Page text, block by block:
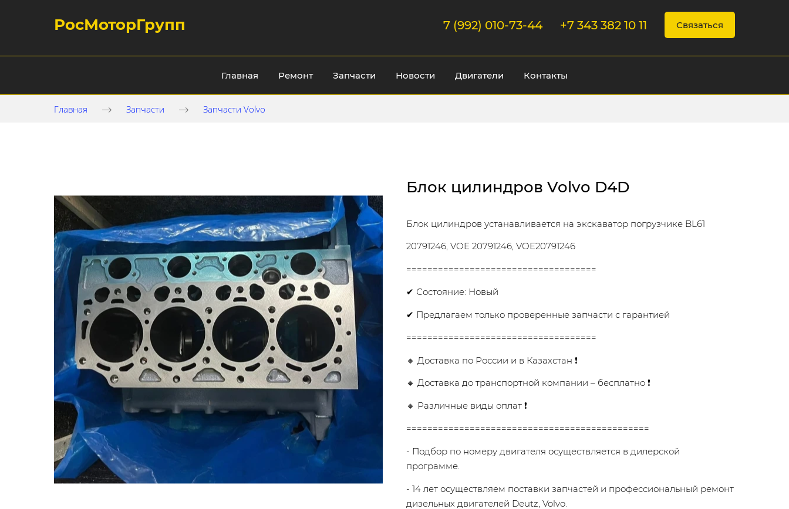
РосМоторГрупп 7 (992) 010-73-44 +7 343 382 10 11 Связаться
Главная Ремонт Запчасти Новости Двигатели Контакты
Главная Запчасти Запчасти Volvo
Блок цилиндров Volvo D4D
Блок цилиндров устанавливается на экскаватор погрузчике BL61
20791246, VOE 20791246, VOE20791246
====================================
✔ Состояние: Новый
✔ Предлагаем только проверенные запчасти с гарантией
====================================
🔸 Доставка по России и в Казахстан ❗
🔸 Доставка до транспортной компании – бесплатно ❗
🔸 Различные виды оплат ❗
==============================================
- Подбор по номеру двигателя осуществляется в дилерской
программе.
- 14 лет осуществляем поставки запчастей и профессиональный ремонт
дизельных двигателей Dеutz, Volvo.